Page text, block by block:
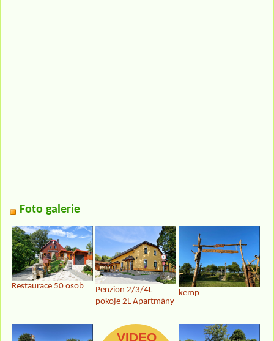
Foto galerie
Restaurace 50 osob
Penzion 2/3/4L
pokoje 2L Apartmány
kemp